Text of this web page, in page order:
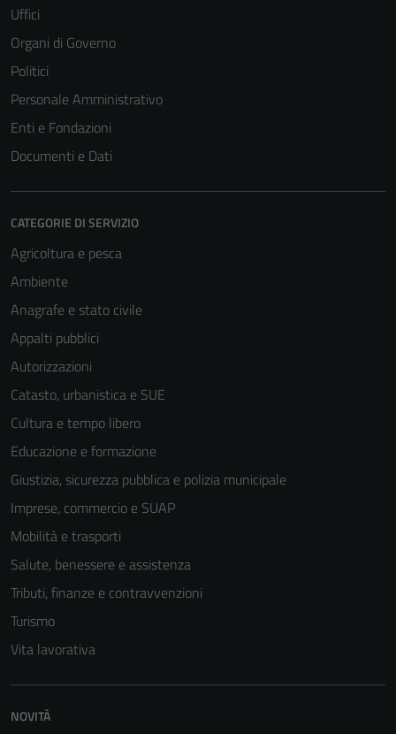
Uffici
Organi di Governo
Politici
Personale Amministrativo
Enti e Fondazioni
Documenti e Dati
CATEGORIE DI SERVIZIO
Agricoltura e pesca
Ambiente
Anagrafe e stato civile
Appalti pubblici
Autorizzazioni
Catasto, urbanistica e SUE
Cultura e tempo libero
Educazione e formazione
Giustizia, sicurezza pubblica e polizia municipale
Imprese, commercio e SUAP
Mobilità e trasporti
Salute, benessere e assistenza
Tributi, finanze e contravvenzioni
Turismo
Vita lavorativa
NOVITÀ